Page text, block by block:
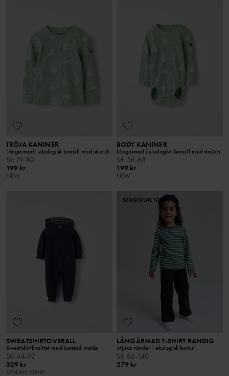
TRÖJA KANINER
Långärmad i ekologisk bomull med stretch
Stl: 74-80
199 kr
NEW
BODY KANINER
Långärmad i ekologisk bomull med stretch
Stl: 56-68
199 kr
NEW
SWEATSHIRTOVERALL
Sweatshirtkvalitet med borstad insida
Stl: 44-92
329 kr
ONLINE ONLY
SEASONAL STRIPE
LÅNGÄRMAD T-SHIRT RANDIG
Mjuka ränder i ekologisk bomull
Stl: 86-140
279 kr